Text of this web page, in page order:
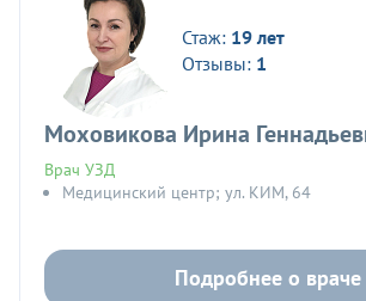
Стаж: 19 лет
Отзывы: 1
Моховикова Ирина
Врач УЗД
Медицинский центр; ул. КИМ, 64
Подробнее о враче